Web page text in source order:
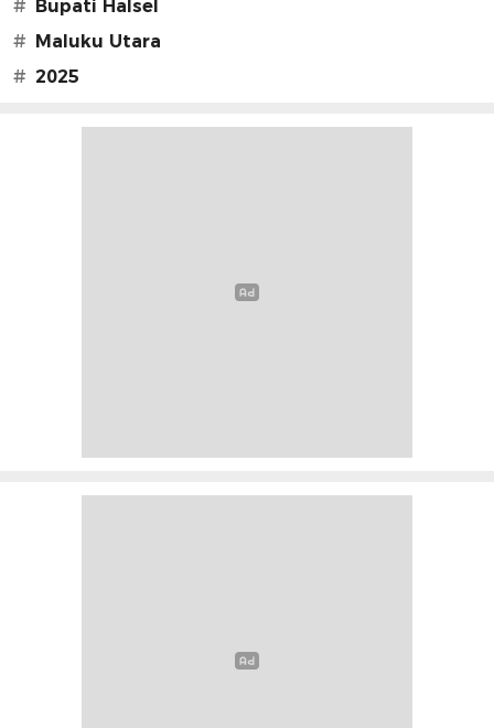
# Bupati Halsel
# Maluku Utara
# 2025